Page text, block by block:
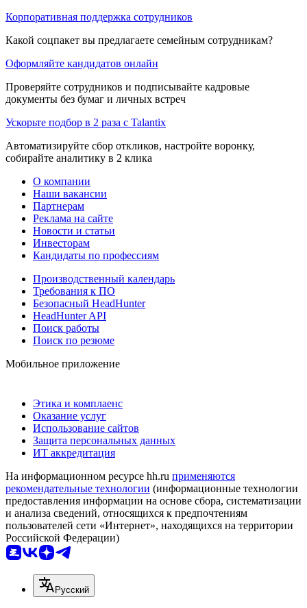
Корпоративная поддержка сотрудников
Какой соцпакет вы предлагаете семейным сотрудникам?
Оформляйте кандидатов онлайн
Проверяйте сотрудников и подписывайте кадровые
документы без бумаг и личных встреч
Ускорьте подбор в 2 раза с Talantix
Автоматизируйте сбор откликов, настройте воронку,
собирайте аналитику в 2 клика
О компании
Наши вакансии
Партнерам
Реклама на сайте
Новости и статьи
Инвесторам
Кандидаты по профессиям
Производственный календарь
Требования к ПО
Безопасный HeadHunter
HeadHunter API
Поиск работы
Поиск по резюме
Мобильное приложение
Этика и комплаенс
Оказание услуг
Использование сайтов
Защита персональных данных
ИТ аккредитация
На информационном ресурсе hh.ru применяются
рекомендательные технологии (информационные технологии
предоставления информации на основе сбора, систематизации
и анализа сведений, относящихся к предпочтениям
пользователей сети «Интернет», находящихся на территории
Российской Федерации)
Русский